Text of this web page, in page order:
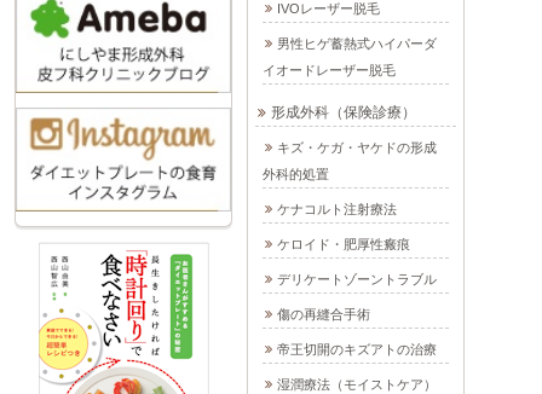
IVOレーザー脱毛
男性ヒゲ蓄熱式ハイパーダ
イオードレーザー脱毛
形成外科（保険診療）
キズ・ケガ・ヤケドの形成
外科的処置
ケナコルト注射療法
ケロイド・肥厚性瘢痕
デリケートゾーントラブル
傷の再縫合手術
帝王切開のキズアトの治療
湿潤療法（モイストケア）